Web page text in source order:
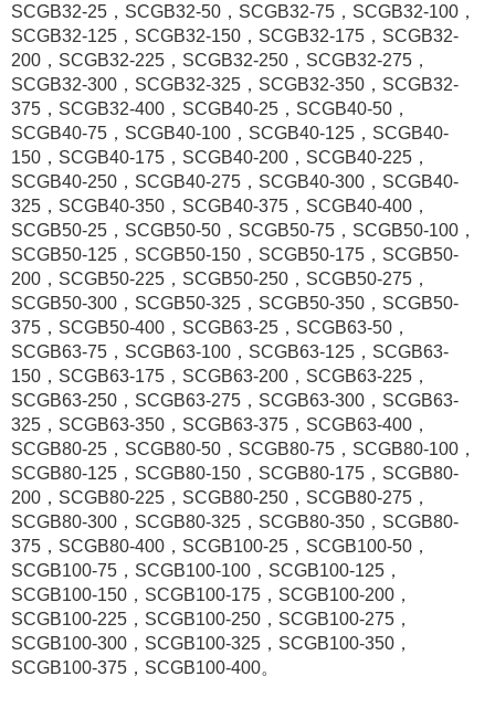
SCGB32-25，SCGB32-50，SCGB32-75，SCGB32-100，
SCGB32-125，SCGB32-150，SCGB32-175，SCGB32-
200，SCGB32-225，SCGB32-250，SCGB32-275，
SCGB32-300，SCGB32-325，SCGB32-350，SCGB32-
375，SCGB32-400，SCGB40-25，SCGB40-50，
SCGB40-75，SCGB40-100，SCGB40-125，SCGB40-
150，SCGB40-175，SCGB40-200，SCGB40-225，
SCGB40-250，SCGB40-275，SCGB40-300，SCGB40-
325，SCGB40-350，SCGB40-375，SCGB40-400，
SCGB50-25，SCGB50-50，SCGB50-75，SCGB50-100，
SCGB50-125，SCGB50-150，SCGB50-175，SCGB50-
200，SCGB50-225，SCGB50-250，SCGB50-275，
SCGB50-300，SCGB50-325，SCGB50-350，SCGB50-
375，SCGB50-400，SCGB63-25，SCGB63-50，
SCGB63-75，SCGB63-100，SCGB63-125，SCGB63-
150，SCGB63-175，SCGB63-200，SCGB63-225，
SCGB63-250，SCGB63-275，SCGB63-300，SCGB63-
325，SCGB63-350，SCGB63-375，SCGB63-400，
SCGB80-25，SCGB80-50，SCGB80-75，SCGB80-100，
SCGB80-125，SCGB80-150，SCGB80-175，SCGB80-
200，SCGB80-225，SCGB80-250，SCGB80-275，
SCGB80-300，SCGB80-325，SCGB80-350，SCGB80-
375 ，SCGB80-400，SCGB100-25，SCGB100-50，
SCGB100-75，SCGB100-100，SCGB100-125，
SCGB100-150，SCGB100-175，SCGB100-200，
SCGB100-225，SCGB100-250，SCGB100-275，
SCGB100-300，SCGB100-325，SCGB100-350，
SCGB100-375，SCGB100-400。